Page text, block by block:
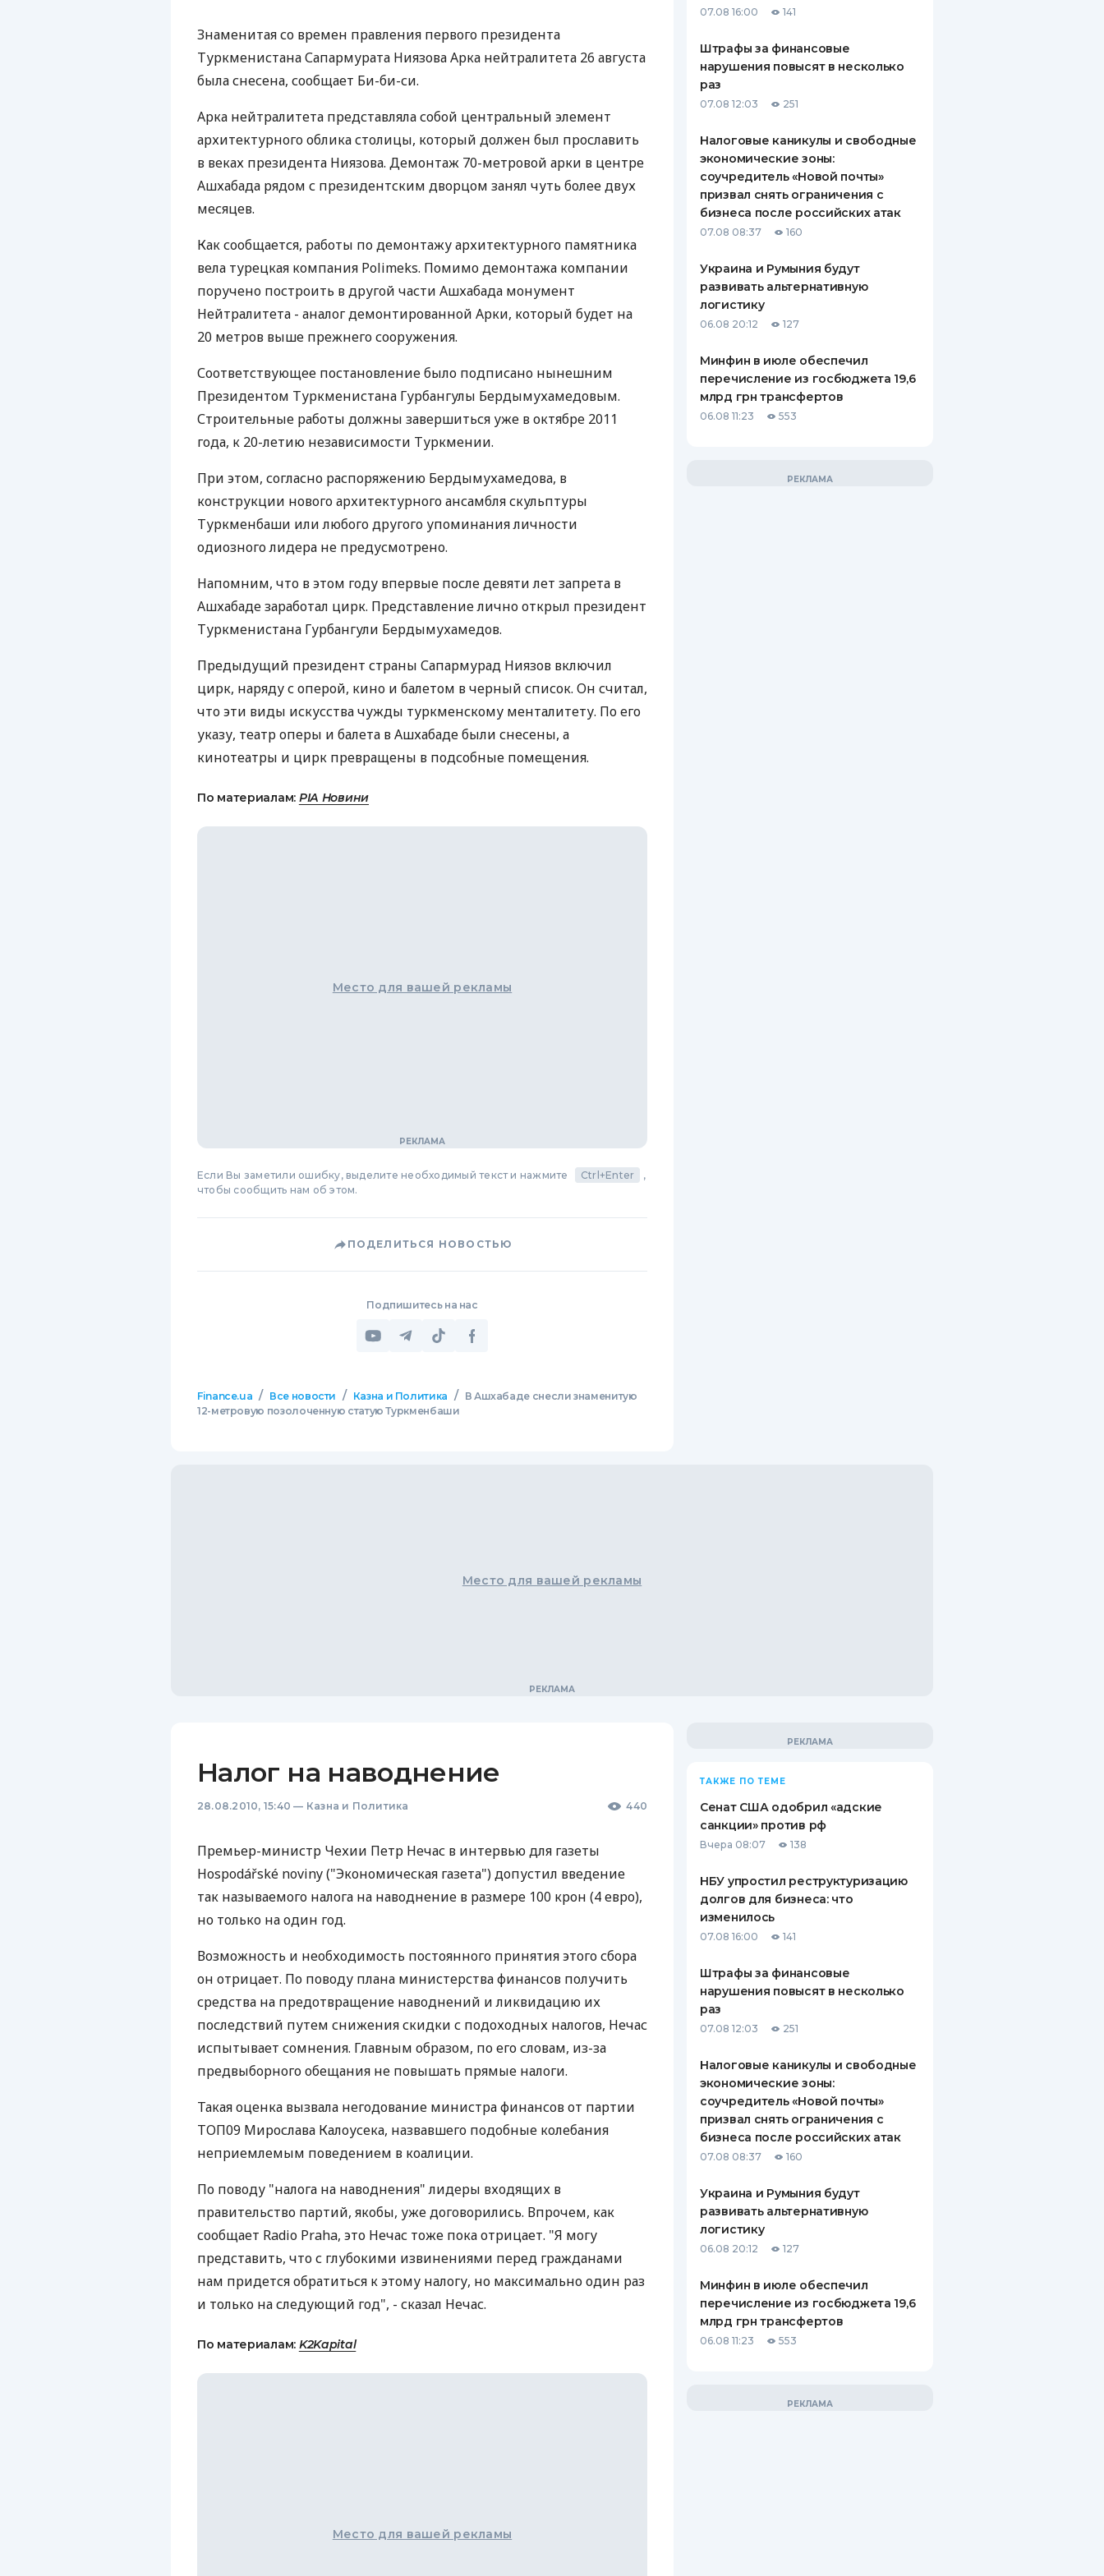
КЕШБЭКА
СТРАХОВАНИЮ
ВСЕ СТРАХОВЫЕ ПОЛИСЫ
СТРАХОВЫЕ КОМПАНИИ
ОТЗЫВЫ О СТРАХОВЫХ
КОМПАНИЯХ
Знаменитая со времен правления первого президента
Туркменистана Сапармурата Ниязова Арка нейтралитета 26 августа
была снесена, сообщает Би-би-си.
Арка нейтралитета представляла собой центральный элемент
архитектурного облика столицы, который должен был прославить
в веках президента Ниязова. Демонтаж 70-метровой арки в центре
Ашхабада рядом с президентским дворцом занял чуть более двух
месяцев.
Как сообщается, работы по демонтажу архитектурного памятника
вела турецкая компания Polimeks. Помимо демонтажа компании
поручено построить в другой части Ашхабада монумент
Нейтралитета - аналог демонтированной Арки, который будет на
20 метров выше прежнего сооружения.
Соответствующее постановление было подписано нынешним
Президентом Туркменистана Гурбангулы Бердымухамедовым.
Строительные работы должны завершиться уже в октябре 2011
года, к 20-летию независимости Туркмении.
При этом, согласно распоряжению Бердымухамедова, в
конструкции нового архитектурного ансамбля скульптуры
Туркменбаши или любого другого упоминания личности
одиозного лидера не предусмотрено.
Напомним, что в этом году впервые после девяти лет запрета в
Ашхабаде заработал цирк. Представление лично открыл президент
Туркменистана Гурбангули Бердымухамедов.
Предыдущий президент страны Сапармурад Ниязов включил
цирк, наряду с оперой, кино и балетом в черный список. Он считал,
что эти виды искусства чужды туркменскому менталитету. По его
указу, театр оперы и балета в Ашхабаде были снесены, а
кинотеатры и цирк превращены в подсобные помещения.
По материалам: РІА Новини
Место для вашей рекламы
Если Вы заметили ошибку, выделите необходимый текст и нажмите Ctrl+Enter
,
чтобы сообщить нам об этом.
ПОДЕЛИТЬСЯ НОВОСТЬЮ
Подпишитесь на нас
Finance.ua / Все новости / Казна и Политика /
В Ашхабаде снесли знаменитую
12-метровую позолоченную статую Туркменбаши
07.08 16:00 141
Штрафы за финансовые
нарушения повысят в несколько
раз
07.08 12:03 251
Налоговые каникулы и свободные
экономические зоны:
соучредитель «Новой почты»
призвал снять ограничения с
бизнеса после российских атак
07.08 08:37 160
Украина и Румыния будут
развивать альтернативную
логистику
06.08 20:12 127
Минфин в июле обеспечил
перечисление из госбюджета 19,6
млрд грн трансфертов
06.08 11:23 553
Место для вашей рекламы
Налог на наводнение
28.08.2010, 15:40 — Казна и Политика 440
Премьер-министр Чехии Петр Нечас в интервью для газеты
Hospodářské noviny ("Экономическая газета") допустил введение
так называемого налога на наводнение в размере 100 крон (4 евро),
но только на один год.
Возможность и необходимость постоянного принятия этого сбора
он отрицает. По поводу плана министерства финансов получить
средства на предотвращение наводнений и ликвидацию их
последствий путем снижения скидки с подоходных налогов, Нечас
испытывает сомнения. Главным образом, по его словам, из-за
предвыборного обещания не повышать прямые налоги.
Такая оценка вызвала негодование министра финансов от партии
ТОП09 Мирослава Калоусека, назвавшего подобные колебания
неприемлемым поведением в коалиции.
По поводу "налога на наводнения" лидеры входящих в
правительство партий, якобы, уже договорились. Впрочем, как
сообщает Radio Praha, это Нечас тоже пока отрицает. "Я могу
представить, что с глубокими извинениями перед гражданами
нам придется обратиться к этому налогу, но максимально один раз
и только на следующий год", - сказал Нечас.
По материалам: K2Kapital
Место для вашей рекламы
ТАКЖЕ ПО ТЕМЕ
Сенат США одобрил «адские
санкции» против рф
Вчера 08:07 138
НБУ упростил реструктуризацию
долгов для бизнеса: что
изменилось
07.08 16:00 141
Штрафы за финансовые
нарушения повысят в несколько
раз
07.08 12:03 251
Налоговые каникулы и свободные
экономические зоны:
соучредитель «Новой почты»
призвал снять ограничения с
бизнеса после российских атак
07.08 08:37 160
Украина и Румыния будут
развивать альтернативную
логистику
06.08 20:12 127
Минфин в июле обеспечил
перечисление из госбюджета 19,6
млрд грн трансфертов
06.08 11:23 553